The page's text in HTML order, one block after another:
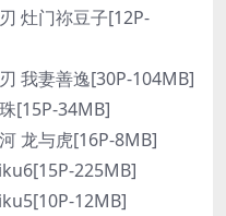
灶门祢豆子[12P-
我妻善逸[30P-104MB]
[15P-34MB]
龙与虎[16P-8MB]
225MB]
12MB]